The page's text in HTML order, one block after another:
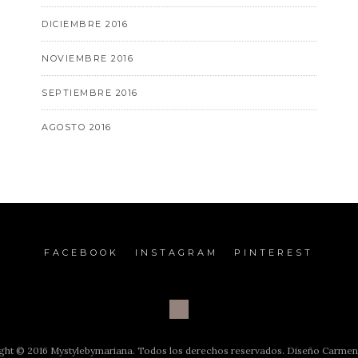
DICIEMBRE 2016
NOVIEMBRE 2016
SEPTIEMBRE 2016
AGOSTO 2016
FACEBOOK INSTAGRAM PINTEREST
© 2016 Mystylebymariana. Todos los derechos reservados. Diseño